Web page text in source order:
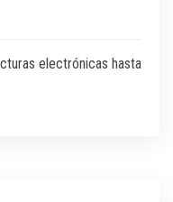
electrónicas hasta